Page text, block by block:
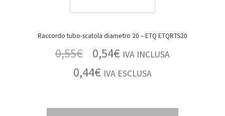
Raccordo tubo-scatola diametro 20 – ETQ ETQRTS20
0,55€ 0,54€ IVA INCLUSA
0,44€ IVA ESCLUSA